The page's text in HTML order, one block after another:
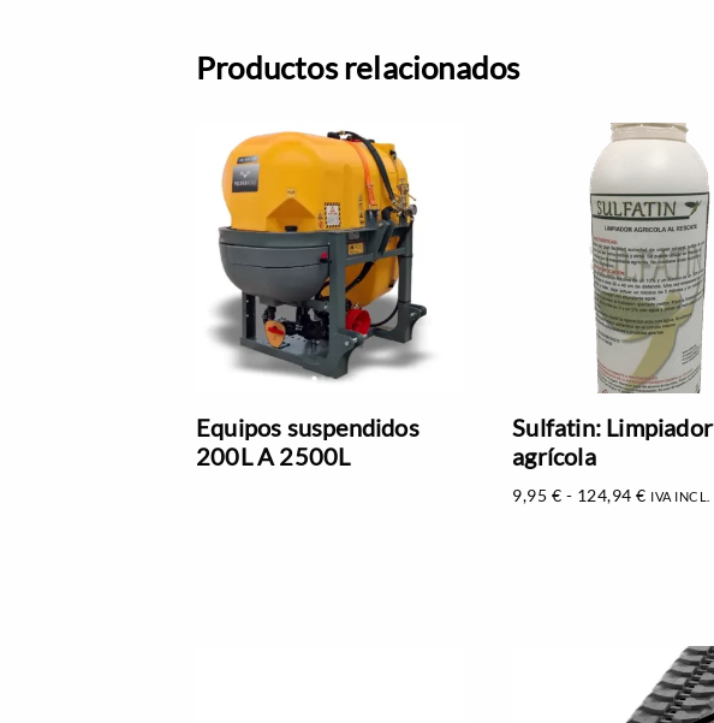
Productos relacionados
Equipos suspendidos
200L A 2500L
Sulfatin: Limpiador
agrícola
9,95 € - 124,94€ IVA INCL.